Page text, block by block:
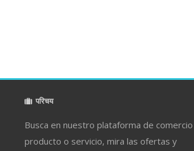
परिचय
Busca en nuestro plataforma de
producto o servicio, mira las ofertas y